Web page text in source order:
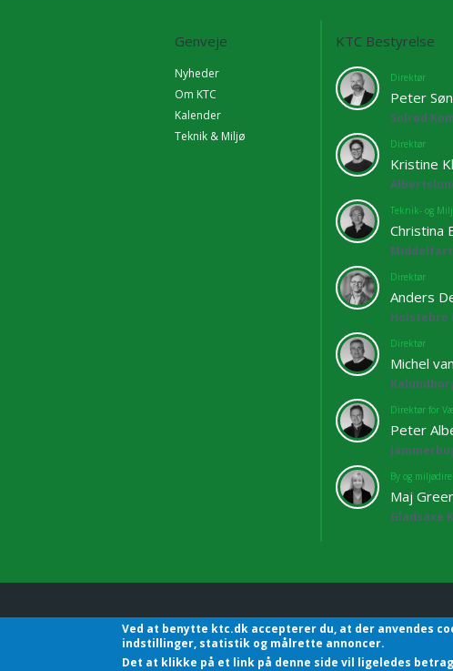
Genveje
Nyheder
Om KTC
Kalender
Teknik & Miljø
KTC Bestyrelse
Direktør
Peter
Solrød
Direktør
Kristine
Teknik- og
Christina
Middelfart
Direktør
Anders
Holstebro
Direktør
Michel
Direktør for
Peter
By og
Maj
Gladsaxe
KTC - Kommunalteknisk
Ved at benytte ktc.dk accepterer du, at der anvendes
indstillinger, statistik og målrette annoncer.
Det at klikke på et link på denne side vil ligeledes